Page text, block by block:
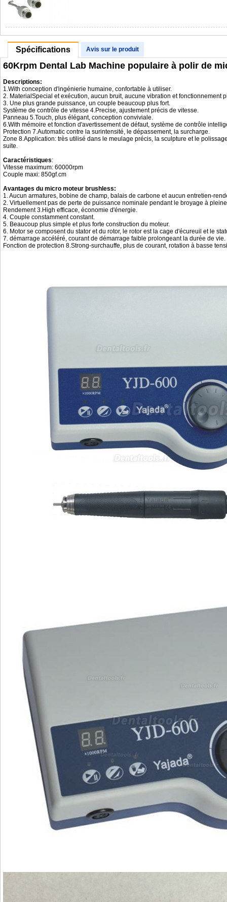
Spécifications Avis sur le produit
60Krpm Dental Lab Machine populaire à polir de
Descriptions:
1.With conception d'ingénierie humaine, confortable à utiliser.
2. MaterialSpecial et exécution, aucun bruit, aucune vibration et fonctionnement
3. Une plus grande puissance, un couple beaucoup plus fort.
Système de contrôle de vitesse 4.Precise, ajustement précis de vitesse.
Panneau 5.Touch, plus élégant, conception conviviale.
6.With mémoire et fonction d'avertissement de défaut, système de contrôle
Protection 7.Automatic contre la surintensité, le dépassement, la surcharge.
Zone 8.Application: très utilisé dans le meulage précis, la sculpture et le
suite.
Caractéristiques:
Vitesse maximum: 60000rpm
Couple maxi: 850gf.cm
Avantages du micro moteur brushless:
1. Aucun armatures, bobine de champ, balais de carbone et aucun entretien-
2. Virtuellement pas de perte de puissance nominale pendant le broyage à
Rendement 3.High efficace, économie d'énergie.
4. Couple constamment constant.
5. Beaucoup plus simple et plus forte construction du moteur.
6. Motor se composent du stator et du rotor, le rotor est la cage d'écureuil et le
7. démarrage accéléré, courant de démarrage faible prolongeant la durée de vie.
Fonction de protection 8.Strong-surchauffe, plus de courant, rotation à basse